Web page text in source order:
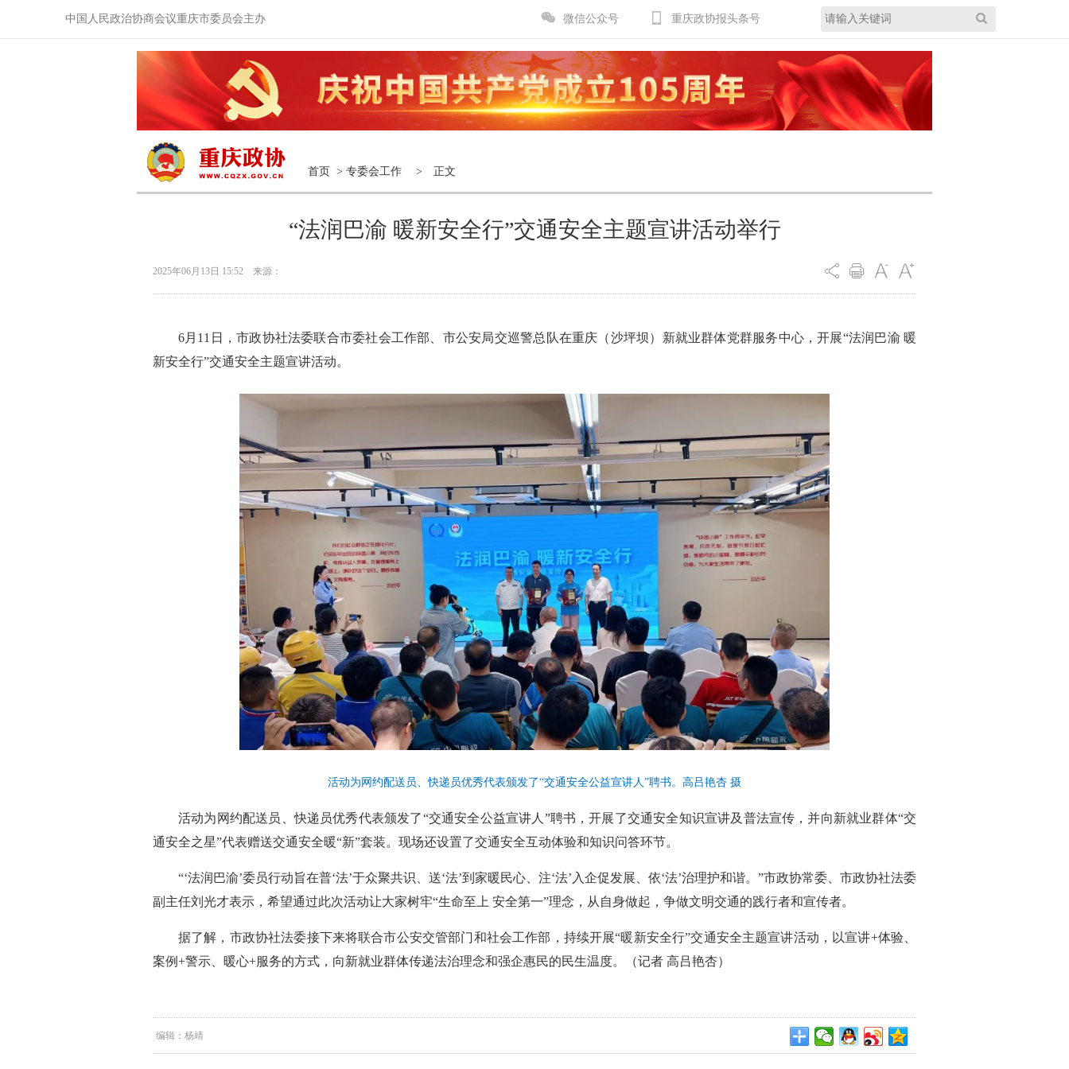
中国人民政治协商会议重庆市委员会主办 微信公众号 重庆政协报头条号
首页 > 专委会工作 > 正文
“法润巴渝 暖新安全行”交通安全主题宣讲活动举行
2025年06月13日 15:52 来源：
6月11日，市政协社法委联合市委社会工作部、市公安局交巡警总队在重庆（沙坪坝）新就业群体党群服务中心，开展“法润巴渝 暖
新安全行”交通安全主题宣讲活动。
活动为网约配送员、快递员优秀代表颁发了“交通安全公益宣讲人”聘书。高吕艳杏 摄
活动为网约配送员、快递员优秀代表颁发了“交通安全公益宣讲人”聘书，开展了交通安全知识宣讲及普法宣传，并向新就业群体“交
通安全之星”代表赠送交通安全暖“新”套装。现场还设置了交通安全互动体验和知识问答环节。
“‘法润巴渝’委员行动旨在普‘法’于众聚共识、送‘法’到家暖民心、注‘法’入企促发展、依‘法’治理护和谐。”市政协常委、市政协社法委
副主任刘光才表示，希望通过此次活动让大家树牢“生命至上 安全第一”理念，从自身做起，争做文明交通的践行者和宣传者。
据了解，市政协社法委接下来将联合市公安交管部门和社会工作部，持续开展“暖新安全行”交通安全主题宣讲活动，以宣讲+体验、
案例+警示、暖心+服务的方式，向新就业群体传递法治理念和强企惠民的民生温度。（记者 高吕艳杏）
编辑：杨靖